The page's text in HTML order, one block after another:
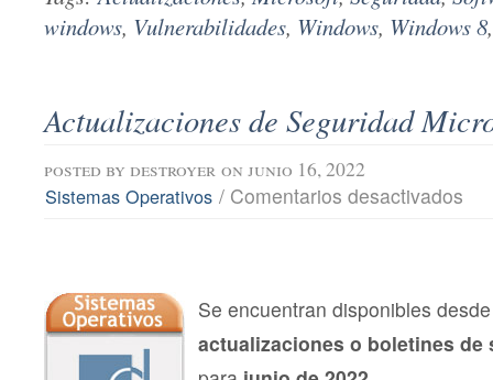
windows, Vulnerabilidades, Windows, Windows 8
Actualizaciones de Seguridad
posted by destroyer on junio 16, 2022
Sistemas Operativos / Comentarios desactivados
2022
Se encuentran disponibles
actualizaciones o boletines de